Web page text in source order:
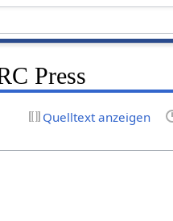
Press
Quelltext anzeigen